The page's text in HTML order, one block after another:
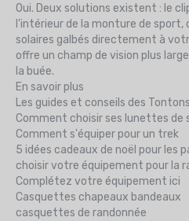
Oui. Deux solutions existent : le
l'intérieur de la monture de sport,
solaires galbés directement à
offre un champ de vision plus
la buée.
En savoir plus
Les guides et conseils des Tontons
Comment choisir ses lunettes de
Comment s'équiper pour un trek
5 idées cadeaux de noël pour les
choisir votre équipement pour la
Complétez votre équipement ici
Casquettes chapeaux bandeaux
casquettes de randonnée